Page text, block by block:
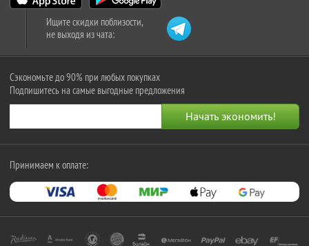
Ищите скидки поблизости,
не выходя из чата:
Сэкономьте до 90% при любых покупках
Подпишитесь на самые выгодные предложения
Принимаем к оплате: